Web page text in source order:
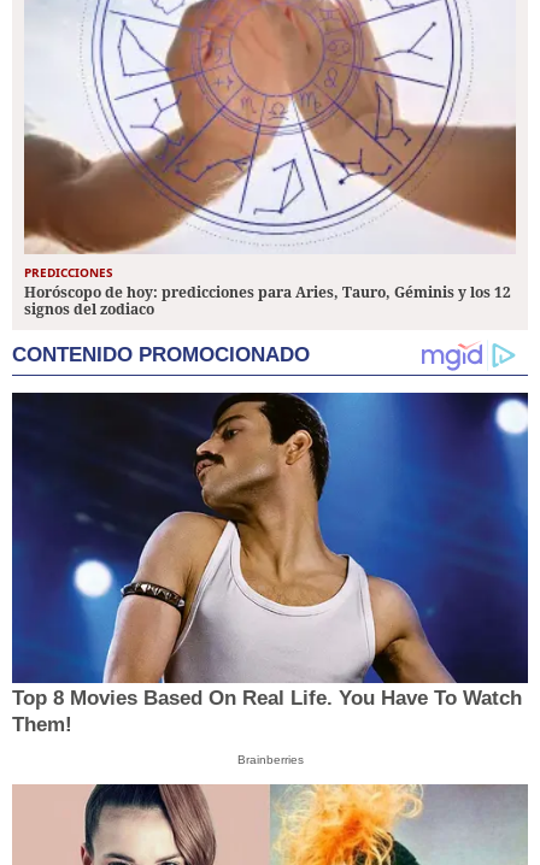
PREDICCIONES
Horóscopo de hoy: predicciones para Aries, Tauro, Géminis y los 12
signos del zodiaco
CONTENIDO PROMOCIONADO
Top 8 Movies Based On Real Life. You Have To Watch
Them!
Brainberries